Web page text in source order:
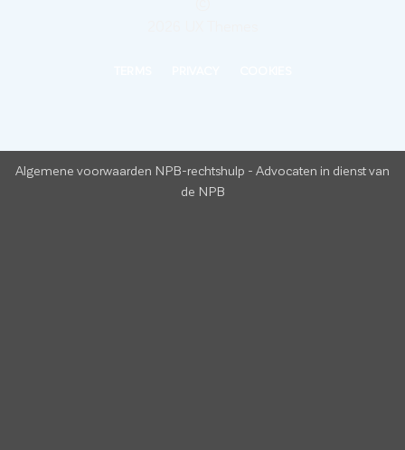
Algemene voorwaarden NPB-rechtshulp - Advocaten in dienst van
de NPB